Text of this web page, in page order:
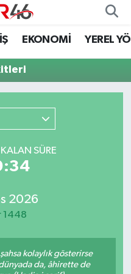
EKONOMİ YEREL
SÜRE
2026
1448
kolaylık gösterirse
da, âhirette de
Vakitleri
ve Fikstür